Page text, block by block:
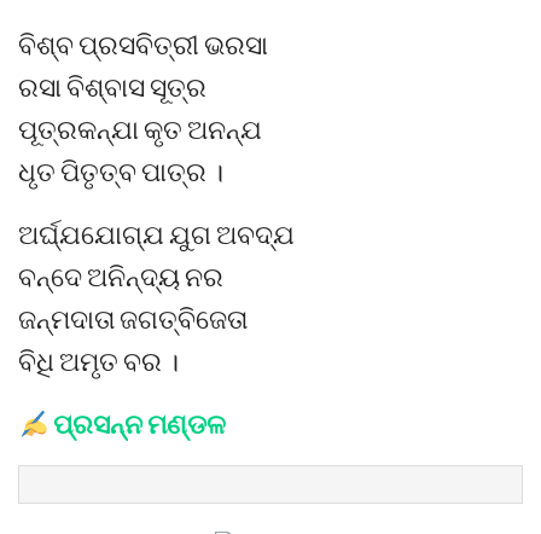
ବିଶ୍ବ ପ୍ରସବିତ୍ରୀ ଭରସା
ରସା ବିଶ୍ବାସ ସୂତ୍ର
ପୂତ୍ରକନ୍ଯା କୃତ ଅନନ୍ଯ
ଧୃତ ପିତୃତ୍ବ ପାତ୍ର ।
ଅର୍ଘ୍ଯଯୋଗ୍ଯ ଯୁଗ ଅବଦ୍ଯ
ବନ୍ଦେ ଅନିନ୍ଦ୍ୟ ନର
ଜନ୍ମଦାତା ଜଗତ୍ବିଜେତା
ବିଧି ଅମୃତ ବର ।
ପ୍ରସନ୍ନ ମଣ୍ଡଳ